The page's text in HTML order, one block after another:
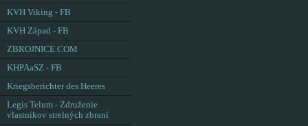
KVH Viking - FB
KVH Západ - FB
ZBROJNICE.COM
KHPAaSZ - FB
Kriegsberichter des Heeres
Legis Telum - Združenie
vlastníkov strelných zbraní